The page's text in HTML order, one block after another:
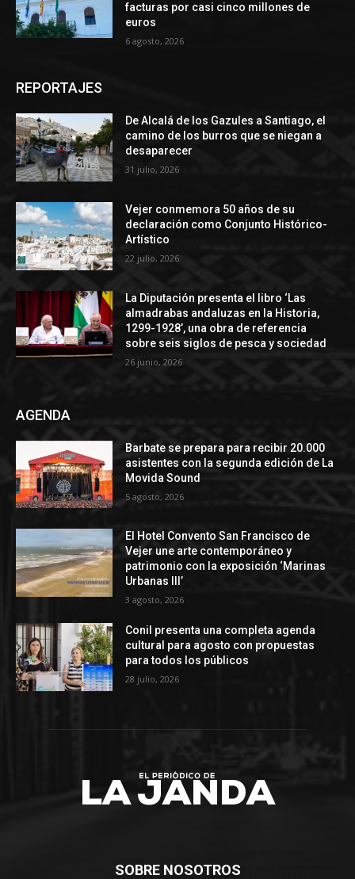
facturas por casi cinco millones de
euros
6 agosto, 2026
REPORTAJES
De Alcalá de los Gazules a Santiago, el
camino de los burros que se niegan a
desaparecer
31 julio, 2026
Vejer conmemora 50 años de su
declaración como Conjunto Histórico-
Artístico
22 julio, 2026
La Diputación presenta el libro ‘Las
almadrabas andaluzas en la Historia,
1299-1928’, una obra de referencia
sobre seis siglos de pesca y sociedad
26 junio, 2026
AGENDA
Barbate se prepara para recibir 20.000
asistentes con la segunda edición de La
Movida Sound
5 agosto, 2026
El Hotel Convento San Francisco de
Vejer une arte contemporáneo y
patrimonio con la exposición ‘Marinas
Urbanas III’
3 agosto, 2026
Conil presenta una completa agenda
cultural para agosto con propuestas
para todos los públicos
28 julio, 2026
SOBRE NOSOTROS